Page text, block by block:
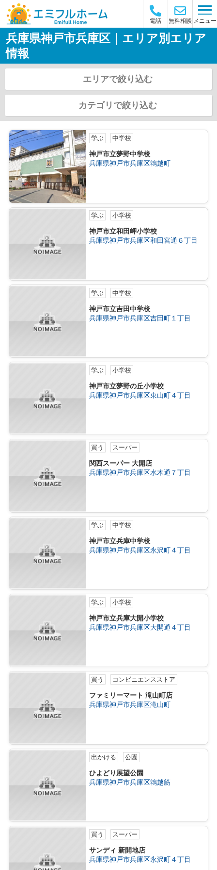
電話 無料相談 メニュー
兵庫県神戸市兵庫区｜エリア別エリア
情報
エリアで絞り込む
カテゴリで絞り込む
学ぶ 中学校
神戸市立夢野中学校
兵庫県神戸市兵庫区鵯越町
学ぶ 小学校
神戸市立和田岬小学校
兵庫県神戸市兵庫区和田宮通６丁目
学ぶ 中学校
神戸市立吉田中学校
兵庫県神戸市兵庫区吉田町１丁目
学ぶ 小学校
神戸市立夢野の丘小学校
兵庫県神戸市兵庫区東山町４丁目
買う スーパー
関西スーパー 大開店
兵庫県神戸市兵庫区水木通７丁目
学ぶ 中学校
神戸市立兵庫中学校
兵庫県神戸市兵庫区永沢町４丁目
学ぶ 小学校
神戸市立兵庫大開小学校
兵庫県神戸市兵庫区大開通４丁目
買う コンビニエンスストア
ファミリーマート 滝山町店
兵庫県神戸市兵庫区滝山町
出かける 公園
ひよどり展望公園
兵庫県神戸市兵庫区鵯越筋
買う スーパー
サンディ 新開地店
兵庫県神戸市兵庫区永沢町４丁目